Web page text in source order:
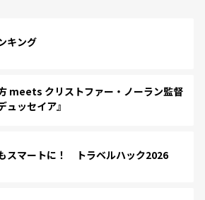
キング
meets クリストファー・ノーラン監督
ュッセイア』
スマートに！ トラベルハック2026